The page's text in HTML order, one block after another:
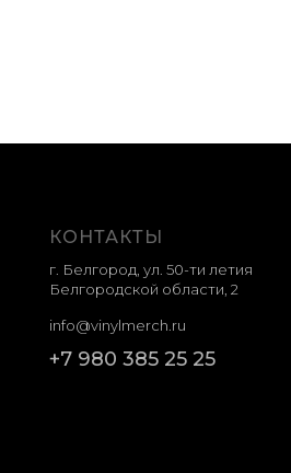
КОНТАКТЫ
г. Белгород, ул. 50-ти летия
Белгородской области, 2
+7 980 385 25 25
info@vinylmerch.ru